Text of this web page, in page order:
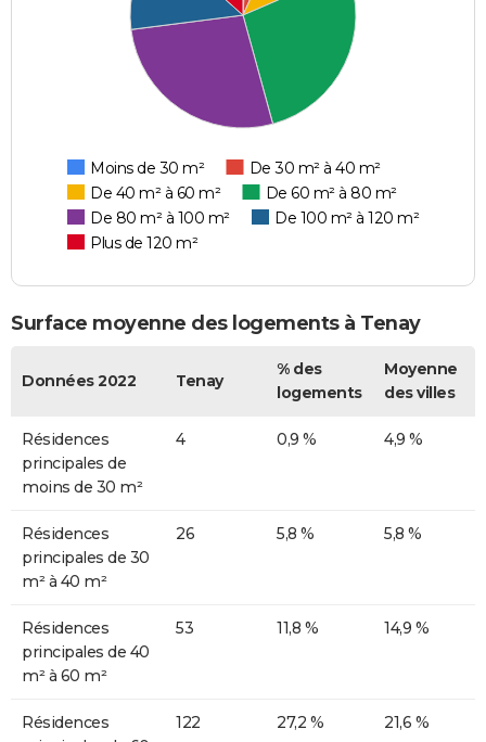
Moins de 30 m²
De 30 m² à 40 m²
De 40 m² à 60 m²
De 60 m² à 80 m²
De 80 m² à 100 m²
De 100 m² à 120 m²
Plus de 120 m²
Surface moyenne des logements à Tenay
Données 2022 Tenay
% des
logements
Moyenne
des villes
Résidences
principales de
moins de 30 m²
4 0,9 % 4,9 %
Résidences
principales de 30
m² à 40 m²
26 5,8 % 5,8 %
Résidences
principales de 40
m² à 60 m²
53 11,8 % 14,9 %
Résidences
122 27,2 % 21,6 %